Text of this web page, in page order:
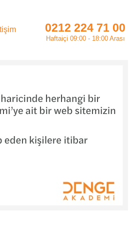
0212 224 71 00
Haftaiçi 09:00 - 18:00 Arası